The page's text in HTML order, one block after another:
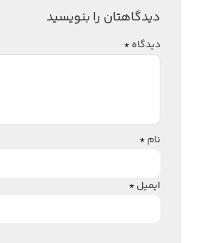
دیدگاهتان را بنویسید
دیدگاه*
نام*
ایمیل*